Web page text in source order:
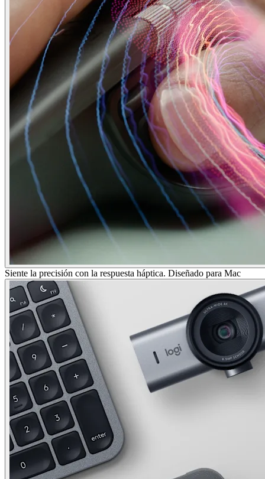
Siente la precisión con la respuesta háptica. Diseñado para Mac